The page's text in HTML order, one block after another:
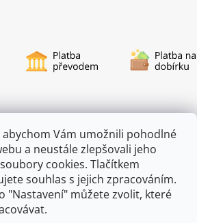
abychom Vám umožnili pohodlné
a neustále zlepšovali jeho
cookies. Tlačítkem
souhlas s jejich zpracováním.
"Nastavení" můžete zvolit, které